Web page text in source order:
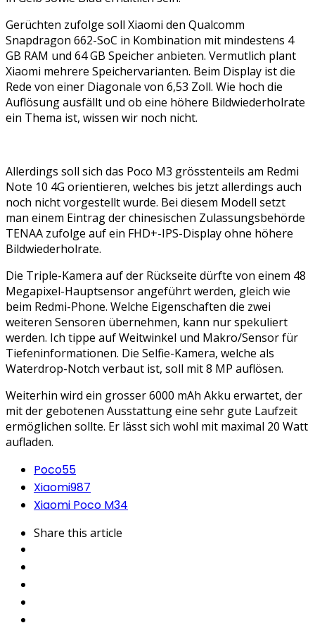
Gerüchten zufolge soll Xiaomi den Qualcomm
Snapdragon 662-SoC in Kombination mit mindestens 4
GB RAM und 64 GB Speicher anbieten. Vermutlich plant
Xiaomi mehrere Speichervarianten. Beim Display ist die
Rede von einer Diagonale von 6,53 Zoll. Wie hoch die
Auflösung ausfällt und ob eine höhere Bildwiederholrate
ein Thema ist, wissen wir noch nicht.
Allerdings soll sich das Poco M3 grösstenteils am Redmi
Note 10 4G orientieren, welches bis jetzt allerdings auch
noch nicht vorgestellt wurde. Bei diesem Modell setzt
man einem Eintrag der chinesischen Zulassungsbehörde
TENAA zufolge auf ein FHD+-IPS-Display ohne höhere
Bildwiederholrate.
Die Triple-Kamera auf der Rückseite dürfte von einem 48
Megapixel-Hauptsensor angeführt werden, gleich wie
beim Redmi-Phone. Welche Eigenschaften die zwei
weiteren Sensoren übernehmen, kann nur spekuliert
werden. Ich tippe auf Weitwinkel und Makro/Sensor für
Tiefeninformationen. Die Selfie-Kamera, welche als
Waterdrop-Notch verbaut ist, soll mit 8 MP auflösen.
Weiterhin wird ein grosser 6000 mAh Akku erwartet, der
mit der gebotenen Ausstattung eine sehr gute Laufzeit
ermöglichen sollte. Er lässt sich wohl mit maximal 20 Watt
aufladen.
Poco55
Xiaomi987
Xiaomi Poco M34
Share this article